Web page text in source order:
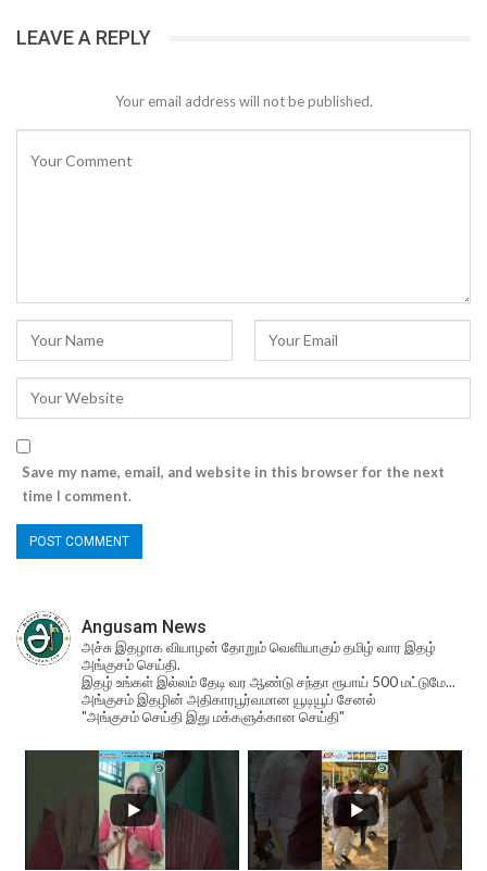
LEAVE A REPLY
Your email address will not be published.
Save my name, email, and website in this browser for the next
time I comment.
Angusam News
அச்சு இதழாக வியாழன் தோறும் வெளியாகும் தமிழ் வார இதழ்
அங்குசம் செய்தி.
இதழ் உங்கள் இல்லம் தேடி வர ஆண்டு சந்தா ரூபாய் 500 மட்டுமே...
அங்குசம் இதழின் அதிகாரபூர்வமான யூடியூப் சேனல்
"அங்குசம் செய்தி இது மக்களுக்கான செய்தி"